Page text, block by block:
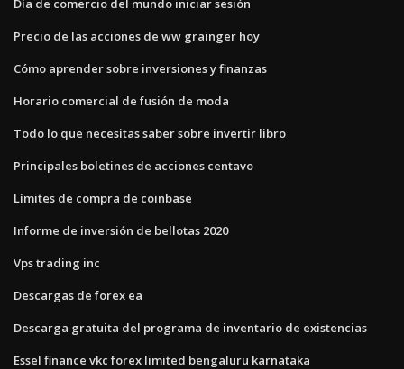
Día de comercio del mundo iniciar sesión
Precio de las acciones de ww grainger hoy
Cómo aprender sobre inversiones y finanzas
Horario comercial de fusión de moda
Todo lo que necesitas saber sobre invertir libro
Principales boletines de acciones centavo
Límites de compra de coinbase
Informe de inversión de bellotas 2020
Vps trading inc
Descargas de forex ea
Descarga gratuita del programa de inventario de existencias
Essel finance vkc forex limited bengaluru karnataka